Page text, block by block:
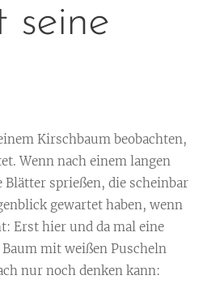
seine
Kirschbaum beobachten,
Wenn nach einem langen
sprießen, die scheinbar
gewartet haben, wenn
Erst hier und da mal eine
mit weißen Puscheln
nur noch denken kann: